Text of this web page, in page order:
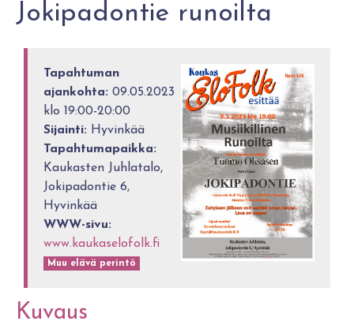
Jokipadontie runoilta
Tapahtuman
ajankohta: 09.05.2023
klo 19:00-20:00
Sijainti: Hyvinkää
Tapahtumapaikka:
Kaukasten Juhlatalo,
Jokipadontie 6,
Hyvinkää
WWW-sivu:
www.kaukaselofolk.fi
Muu elävä perintö
Kuvaus